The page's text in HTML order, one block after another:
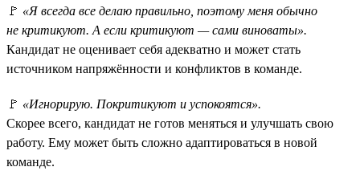
🚩 «Я всегда все делаю правильно, поэтому меня обычно
не критикуют. А если критикуют — сами виноваты».
Кандидат не оценивает себя адекватно и может стать
источником напряжённости и конфликтов в команде.
🚩 «Игнорирую. Покритикуют и успокоятся».
Скорее всего, кандидат не готов меняться и улучшать свою
работу. Ему может быть сложно адаптироваться в новой
команде.